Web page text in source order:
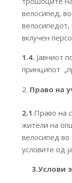
велосипед,
вклучен
1.4.Јавниот
принципот
Право на
2.1.Право на
жители на
велосипед во
условите од
3.Услови